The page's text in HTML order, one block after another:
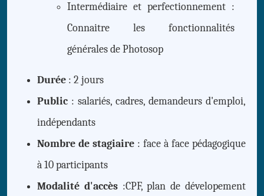
Intermédiaire et perfectionnement :
Connaitre les fonctionnalités
générales de Photosop
Durée: 2 jours
Public: salariés, cadres, demandeurs d'emploi,
indépendants
Nombre de stagiaire: face à face pédagogique
à 10 participants
Modalité d'accès :CPF, plan de dévelopement